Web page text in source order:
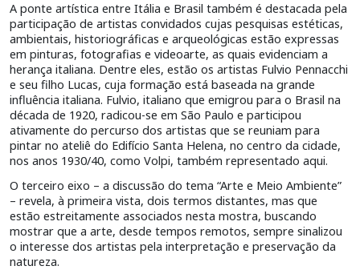
A ponte artística entre Itália e Brasil também é destacada pela
participação de artistas convidados cujas pesquisas estéticas,
ambientais, historiográficas e arqueológicas estão expressas
em pinturas, fotografias e videoarte, as quais evidenciam a
herança italiana. Dentre eles, estão os artistas Fulvio Pennacchi
e seu filho Lucas, cuja formação está baseada na grande
influência italiana. Fulvio, italiano que emigrou para o Brasil na
década de 1920, radicou-se em São Paulo e participou
ativamente do percurso dos artistas que se reuniam para
pintar no ateliê do Edifício Santa Helena, no centro da cidade,
nos anos 1930/40, como Volpi, também representado aqui.
O terceiro eixo – a discussão do tema “Arte e Meio Ambiente”
– revela, à primeira vista, dois termos distantes, mas que
estão estreitamente associados nesta mostra, buscando
mostrar que a arte, desde tempos remotos, sempre sinalizou
o interesse dos artistas pela interpretação e preservação da
natureza.